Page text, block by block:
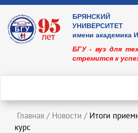
БРЯНСКИЙ
УНИВЕРСИТЕТ
имени академика
БГУ - вуз для
стремится к
Главная / Новости / Итоги
курс